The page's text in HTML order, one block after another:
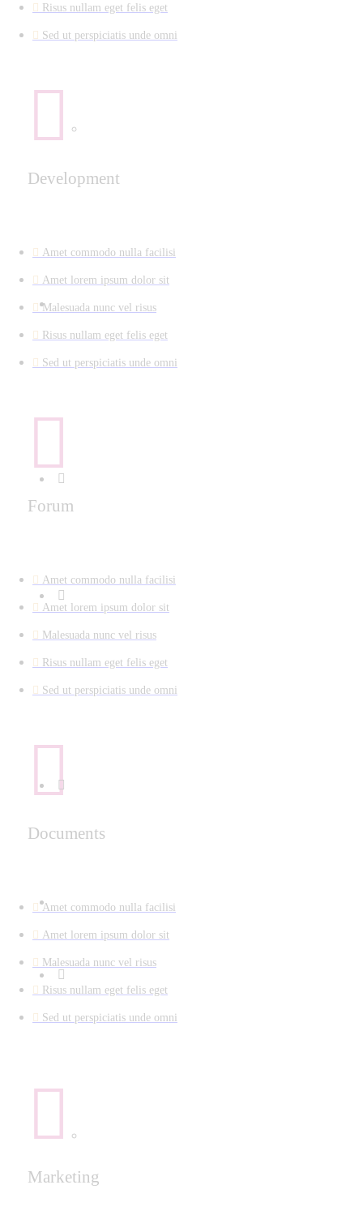
Risus nullam eget felis eget
Sed ut perspiciatis unde omni
Development
Amet commodo nulla facilisi
Amet lorem ipsum dolor sit
Malesuada nunc vel risus
Risus nullam eget felis eget
Sed ut perspiciatis unde omni
Forum
Amet commodo nulla facilisi
Amet lorem ipsum dolor sit
Malesuada nunc vel risus
Risus nullam eget felis eget
Sed ut perspiciatis unde omni
Documents
Amet commodo nulla facilisi
Amet lorem ipsum dolor sit
Malesuada nunc vel risus
Risus nullam eget felis eget
Sed ut perspiciatis unde omni
Marketing